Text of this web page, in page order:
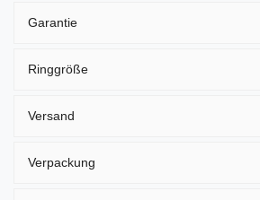
Garantie
Ringgröße
Versand
Verpackung